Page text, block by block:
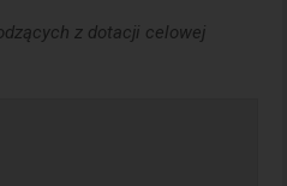
z dotacji celowej